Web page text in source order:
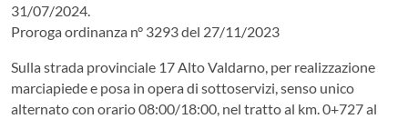
31/07/2024.
Proroga ordinanza n° 3293 del 27/11/2023
Sulla strada provinciale 17 Alto Valdarno, per realizzazione
marciapiede e posa in opera di sottoservizi, senso unico
alternato con orario 08:00/18:00, nel tratto al km. 0+727 al